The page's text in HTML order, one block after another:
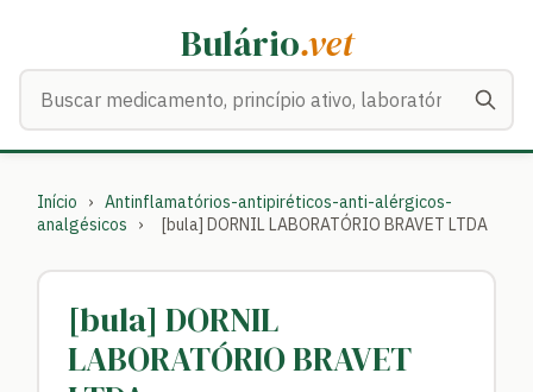
Bulário.vet
Início › Antinflamatórios-antipiréticos-anti-alérgicos-
analgésicos
› [bula] DORNIL LABORATÓRIO BRAVET LTDA
[bula] DORNIL
LABORATÓRIO BRAVET